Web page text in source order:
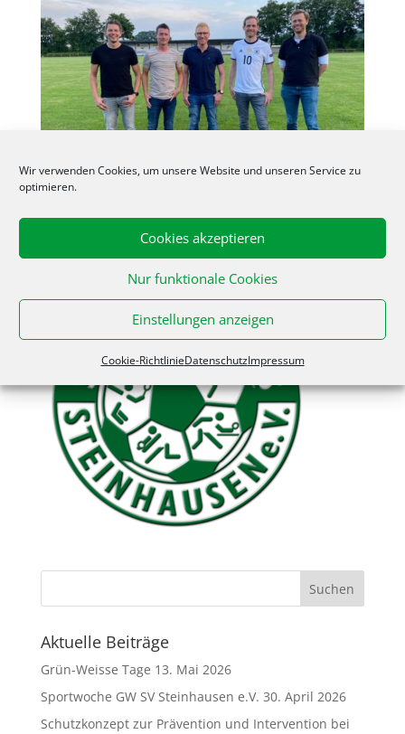
Wir verwenden Cookies, um unsere Website und unseren Service zu
optimieren.
Cookies akzeptieren
Nur funktionale Cookies
Einstellungen anzeigen
Cookie-RichtlinieDatenschutzImpressum
Aktuelle Beiträge
Grün-Weisse Tage 13. Mai 2026
Sportwoche GW SV Steinhausen e.V. 30. April 2026
Schutzkonzept zur Prävention und Intervention bei